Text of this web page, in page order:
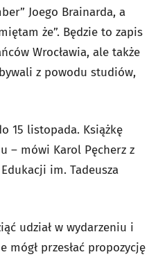
Joego Brainarda, a
że”. Będzie to zapis
Wrocławia, ale także
z powodu studiów,
15 listopada. Książkę
– mówi Karol Pęcherz z
im. Tadeusza
udział w wydarzeniu i
mógł przesłać propozycję